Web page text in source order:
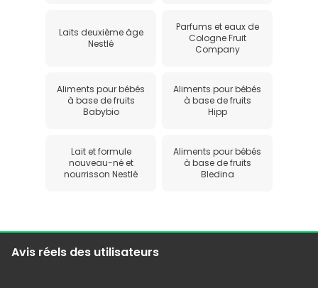
Laits deuxième âge
Nestlé
Parfums et eaux de
Cologne Fruit
Company
Aliments pour bébés
à base de fruits
Babybio
Aliments pour bébés
à base de fruits
Hipp
Lait et formule
nouveau-né et
nourrisson Nestlé
Aliments pour bébés
à base de fruits
Bledina
Avis réels des utilisateurs